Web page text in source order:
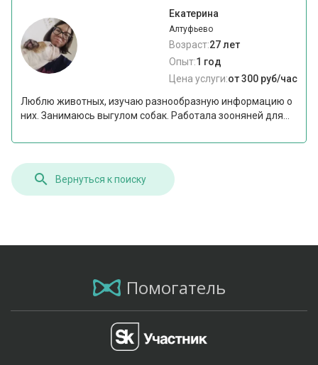
Екатерина
Алтуфьево
Возраст:27 лет
Опыт:1 год
Цена услуги:от 300 руб/час
Люблю животных, изучаю разнообразную информацию о
них. Занимаюсь выгулом собак. Работала зооняней для...
Вернуться к поиску
Помогатель